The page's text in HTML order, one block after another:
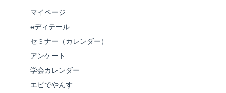
マイページ
eディテール
セミナー（カレンダー）
アンケート
学会カレンダー
エビでやんす